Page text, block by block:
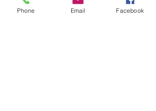
Phone Email Facebook